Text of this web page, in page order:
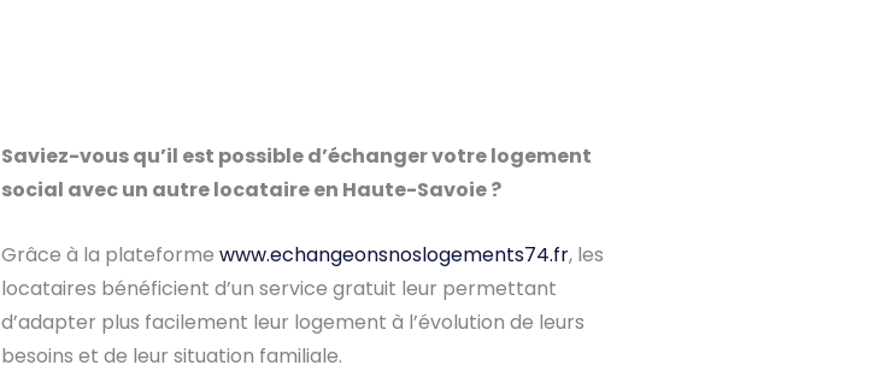
Saviez-vous qu’il est possible d’échanger votre logement
social avec un autre locataire en Haute-Savoie ?
Grâce à la plateformewww.echangeonsnoslogements74.fr, les
locataires bénéficient d’un service gratuit leur permettant
d’adapter plus facilement leur logement à l’évolution de leurs
besoins et de leur situation familiale.